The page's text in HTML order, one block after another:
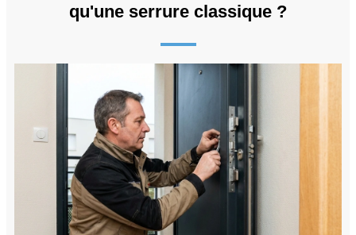
qu'une serrure classique ?